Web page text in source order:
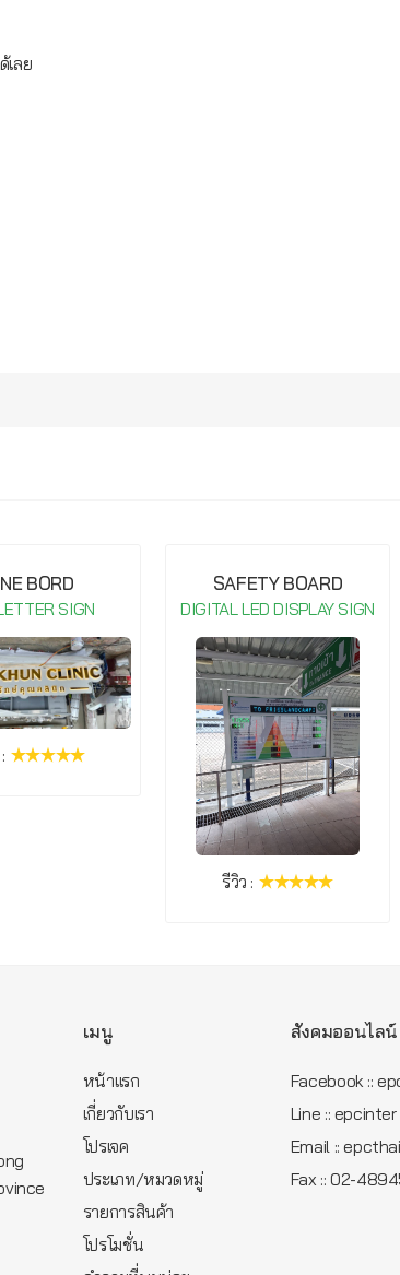
เลย
BORD
SIGN
SAFETY BOARD
DIGITAL LED DISPLAY SIGN
รีวิว :
เมนู
หน้าแรก
เกี่ยวกับเรา
โปรเจค
ประเภท/หมวดหมู่
รายการสินค้า
โปรโมชั่น
สังคมออนไลน์
Facebook ::
Line :: epcinter
Email ::
Fax :: 02-